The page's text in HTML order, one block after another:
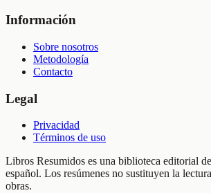
Información
Sobre nosotros
Metodología
Contacto
Legal
Privacidad
Términos de uso
Libros Resumidos es una biblioteca editorial
español. Los resúmenes no sustituyen la
obras.